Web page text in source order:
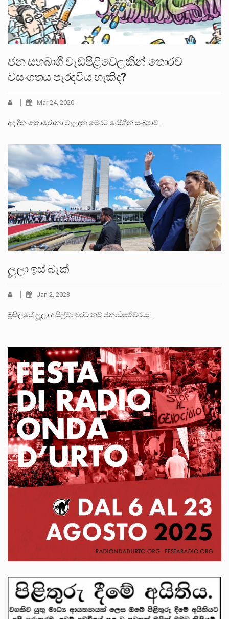
ජන සහබාගී වැඩපිළිවෙලකින් තොරව
වසංගතය පැරදවිය හැකිද?
Mar 24, 2020
අද දින කොරෝනා වැලඳුන මෙරට රෝගීන් සංඛ්‍යාව…
ලූලා ඉස් බැක්
Jan 2, 2023
බ්‍රසීලයේ ලූලා ද සිල්වා එරට නව ජනාධිපතිවරයා…